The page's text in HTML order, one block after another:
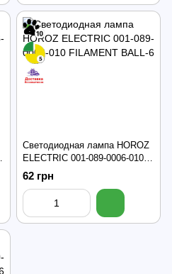
Светодиодная лампа HOROZ
ELECTRIC 001-089-0006-010
FILAMENT BALL-6
62 грн